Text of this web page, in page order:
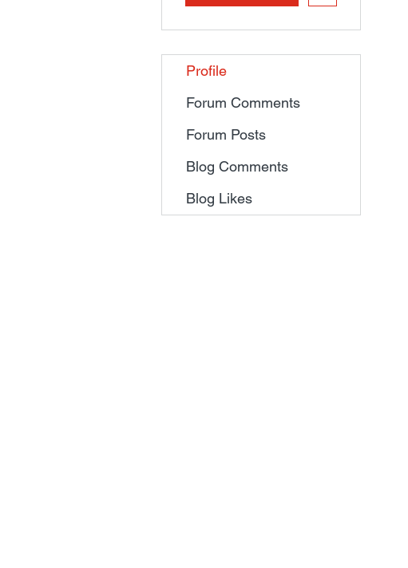
Profile
Forum Comments
Forum Posts
Blog Comments
Blog Likes